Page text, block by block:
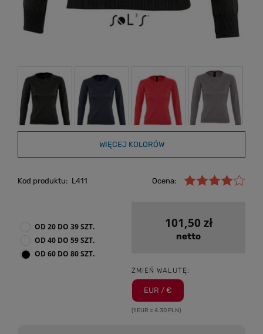
WIĘCEJ KOLORÓW
Kod produktu: L411 Ocena:
101,50 zł
netto
ZMIEŃ WALUTĘ:
EUR / €
(1 EUR = 4.30 PLN)
OD 20 DO 39 SZT.
OD 40 DO 59 SZT.
OD 60 DO 80 SZT.